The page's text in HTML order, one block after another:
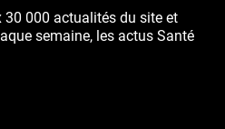
000 actualités du site et
semaine, les actus Santé